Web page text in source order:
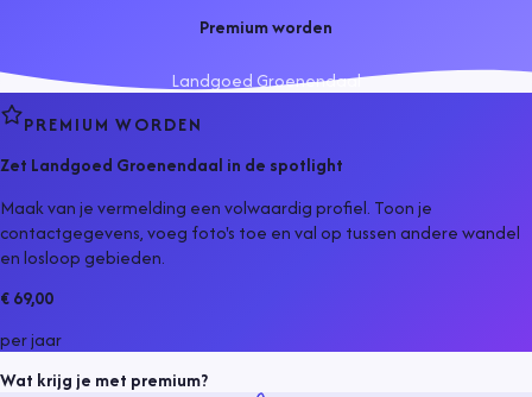
Premium worden
Landgoed Groenendaal
PREMIUM WORDEN
Zet Landgoed Groenendaal in de spotlight
Maak van je vermelding een volwaardig profiel. Toon je
contactgegevens, voeg foto's toe en val op tussen anderewandel
en losloop gebieden.
€ 69,00
per jaar
Wat krijg je met premium?